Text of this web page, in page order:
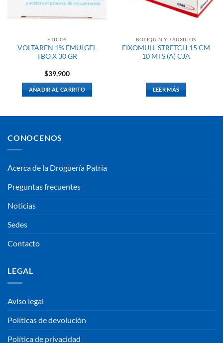
ETICOS
VOLTAREN 1% EMULGEL
TBO X 30 GR
$39,900
AÑADIR AL CARRITO
BOTIQUIN Y P.AUXILIOS
FIXOMULL STRETCH 15 CM
10 MTS (A) CJA
LEER MÁS
CONOCENOS
Acerca de la Droguería Patria
Preguntas frecuentes
Noticias
Sedes
Contacto
LEGAL
Aviso legal
Políticas de devolución
Política de privacidad